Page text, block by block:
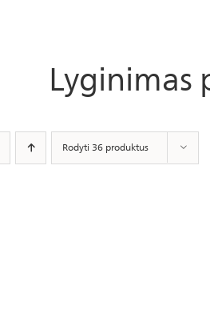
Lyginimas
Rodyti 36 produktus